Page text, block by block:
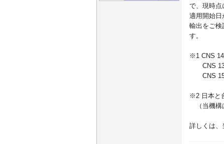
で、現時点
適用開始日
輸出をご検
す。
※1 CNS
CNS
CNS
※2 日本と
（当機構
詳しくは、